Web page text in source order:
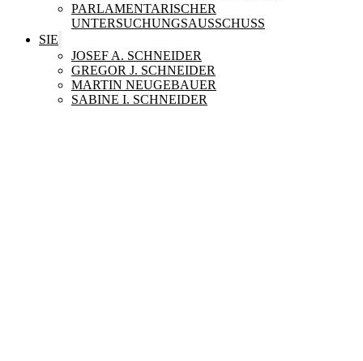
PARLAMENTARISCHER
UNTERSUCHUNGSAUSSCHUSS
SIE
JOSEF A. SCHNEIDER
GREGOR J. SCHNEIDER
MARTIN NEUGEBAUER
SABINE I. SCHNEIDER